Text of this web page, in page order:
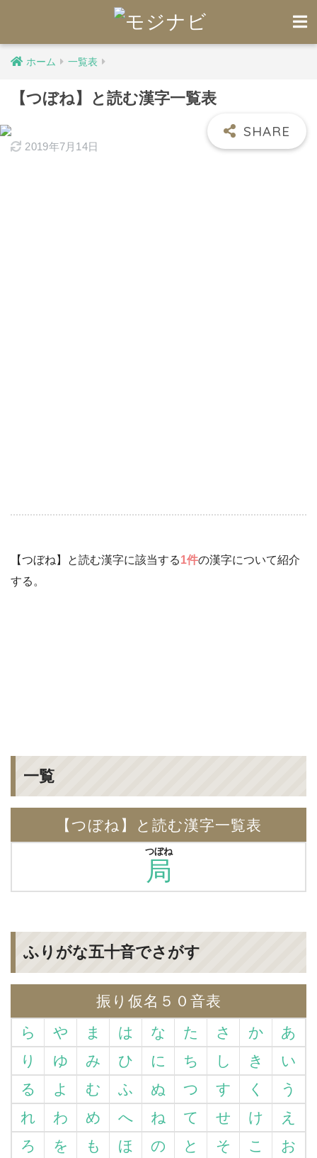
ホーム 一覧表
【つぼね】と読む漢字一覧表
2019年7月14日
【つぼね】と読む漢字に該当する1件の漢字について紹介
する。
一覧
【つぼね】と読む漢字一覧表
局
つぼね
ふりがな五十音でさがす
振り仮名５０音表
ら
や ま は な た さ か
あ
り
ゆ み ひ に ち し き
い
る
よ む ふ ぬ つ す く
う
れ
わ め へ ね て せ け
え
ろ
を も ほ の と そ こ お